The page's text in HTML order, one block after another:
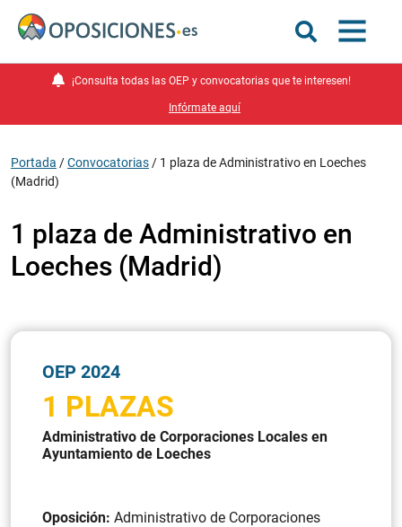
¡Consulta todas las OEP y convocatorias que te interesen!
Infórmate aquí
Portada /Convocatorias / 1 plaza de Administrativo en Loeches
(Madrid)
1 plaza de Administrativo en
Loeches (Madrid)
OEP 2024
1 PLAZAS
Administrativo de Corporaciones Locales en
Ayuntamiento de Loeches
Oposición: Administrativo de Corporaciones